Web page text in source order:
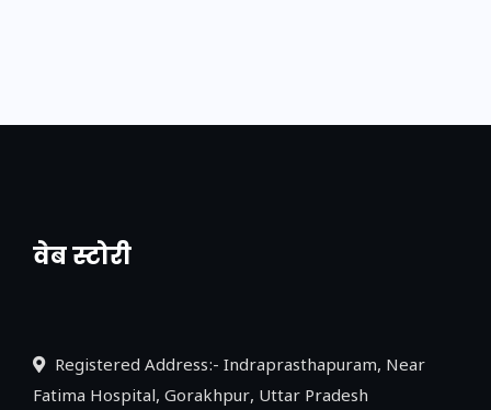
वेब स्टोरी
नया एक्सप्रेसवे: पूर्वांचल का लक, डेवलपमेंट का
Registered Address:- Indraprasthapuram, Near
Fatima Hospital, Gorakhpur, Uttar Pradesh